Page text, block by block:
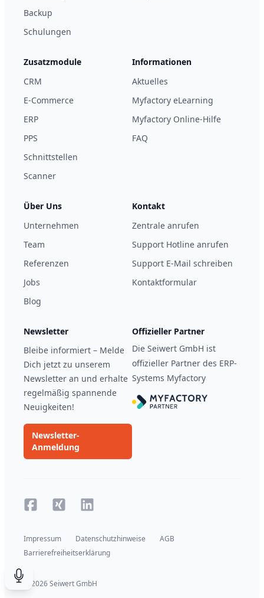
Backup
Schulungen
Zusatzmodule
CRM
E-Commerce
ERP
PPS
Schnittstellen
Scanner
Informationen
Aktuelles
Myfactory eLearning
Myfactory Online-Hilfe
FAQ
Über Uns
Unternehmen
Team
Referenzen
Jobs
Blog
Kontakt
Zentrale anrufen
Support Hotline anrufen
Support E-Mail schreiben
Kontaktformular
Newsletter
Bleibe informiert – Melde
Dich jetzt zu unserem
Newsletter an und erhalte
regelmäßig spannende
Neuigkeiten!
Newsletter-
Anmeldung
Offizieller Partner
Die Seiwert GmbH ist
offizieller Partner des ERP-
Systems Myfactory
Facebook
Xing Xing
Impressum Datenschutzhinweise
AGB
Barrierefreiheitserklärung
© 2026 Seiwert GmbH
Suche durch Spracheingabe